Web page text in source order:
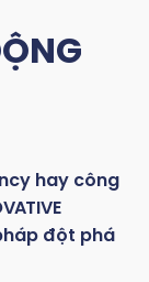
hay công
đột phá